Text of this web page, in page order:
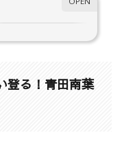
！青田南葉山
登る！青田南葉